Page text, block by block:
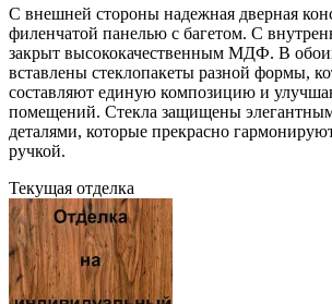
С внешней стороны надежная дверная
филенчатой панелью с багетом. С
закрыт высококачественным МДФ. В
вставлены стеклопакеты разной формы,
составляют единую композицию и
помещений. Стекла защищены
деталями, которые прекрасно
ручкой.
Текущая отделка